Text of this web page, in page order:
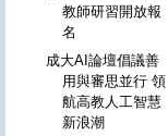
教師研習開放報
名
成大AI論壇倡議善
用與審思並行 領
航高教人工智慧
新浪潮